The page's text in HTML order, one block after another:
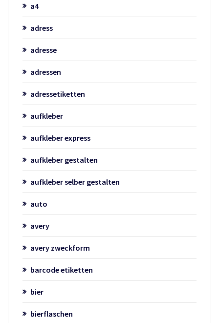
a4
adress
adresse
adressen
adressetiketten
aufkleber
aufkleber express
aufkleber gestalten
aufkleber selber gestalten
auto
avery
avery zweckform
barcode etiketten
bier
bierflaschen